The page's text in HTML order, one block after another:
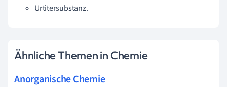
Urtitersubstanz.
Ähnliche Themen in Chemie
Anorganische Chemie